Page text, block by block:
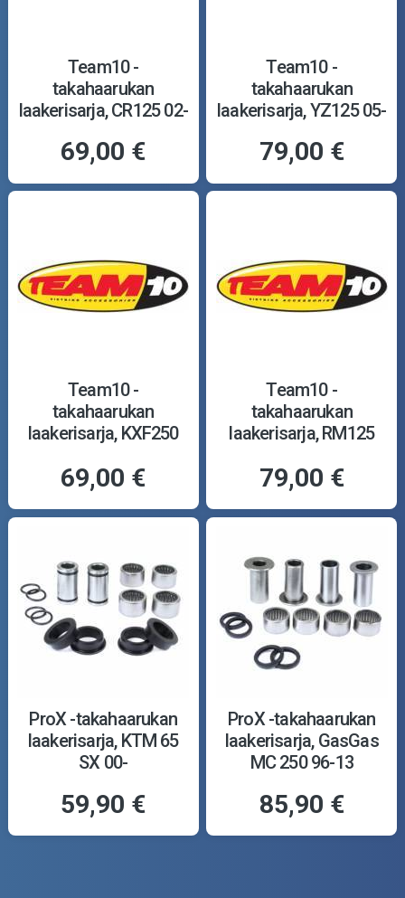
Team10 -
takahaarukan
laakerisarja, CR125 02-
69,00 €
Team10 -
takahaarukan
laakerisarja, YZ125 05-
79,00 €
Team10 -
takahaarukan
laakerisarja, KXF250
69,00 €
Team10 -
takahaarukan
laakerisarja, RM125
79,00 €
ProX -takahaarukan
laakerisarja, KTM 65
SX 00-
59,90 €
ProX -takahaarukan
laakerisarja, GasGas
MC 250 96-13
85,90 €